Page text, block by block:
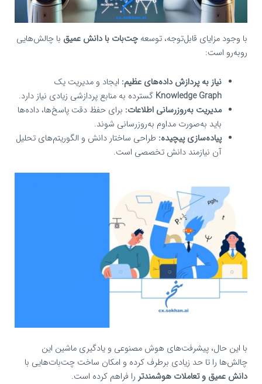
با وجود مزایای قابل‌توجه، توسعه چت‌بات با دانش عمیق با چالش‌هایی
روبه‌رو است:
نیاز به پردازش داده‌های عظیم: ایجاد و مدیریت یک
Knowledge Graph گسترده به منابع پردازشی زیادی نیاز دارد.
مدیریت به‌روزرسانی اطلاعات: برای حفظ دقت پاسخ‌ها، داده‌ها
باید به‌صورت مداوم به‌روزرسانی شوند.
پیاده‌سازی پیچیده: طراحی ساختار دانش و الگوریتم‌های تحلیل
آن نیازمند دانش تخصصی است.
با این حال، پیشرفت‌های هوش مصنوعی و یادگیری ماشین این
چالش‌ها را تا حد زیادی برطرف کرده و امکان ساخت چت‌بات‌هایی با
دانش عمیق و تعاملات هوشمندتر را فراهم کرده است.